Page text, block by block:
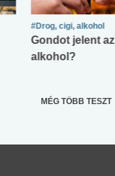
#Drog, cigi, alkohol
Gondot jelent az
alkohol?
MÉG TÖBB TESZT